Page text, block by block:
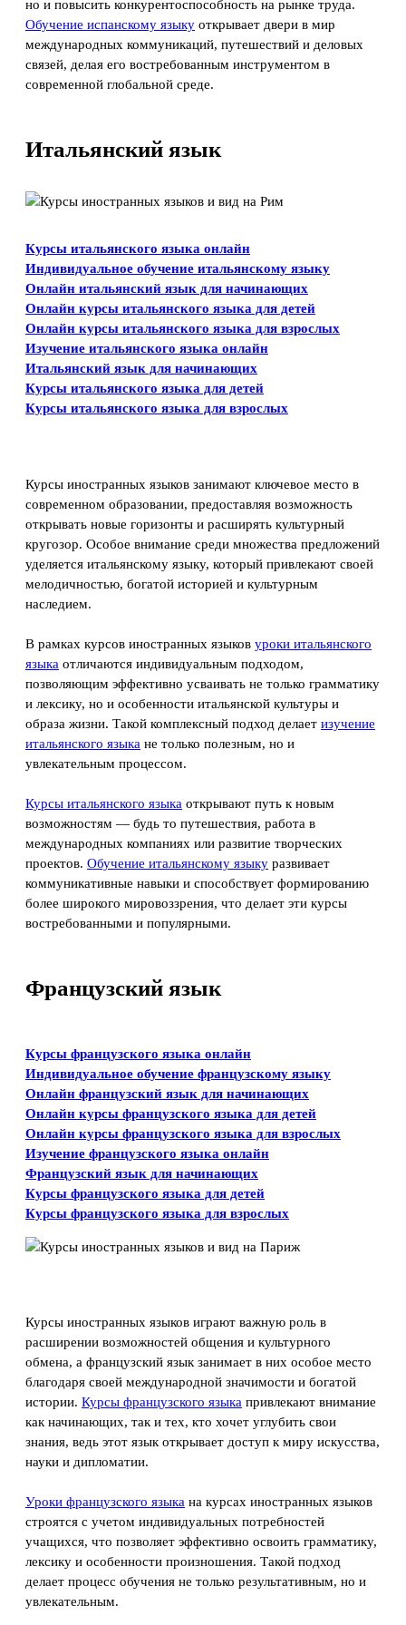
но и повысить конкурентоспособность на рынке труда.
Обучение испанскому языку открывает двери в мир
международных коммуникаций, путешествий и деловых
связей, делая его востребованным инструментом в
современной глобальной среде.
Итальянский язык
Курсы итальянского языка онлайн
Индивидуальное обучение итальянскому языку
Онлайн итальянский язык для начинающих
Онлайн курсы итальянского языка для детей
Онлайн курсы итальянского языка для взрослых
Изучение итальянского языка онлайн
Итальянский язык для начинающих
Курсы итальянского языка для детей
Курсы итальянского языка для взрослых
Курсы иностранных языков занимают ключевое место в
современном образовании, предоставляя возможность
открывать новые горизонты и расширять культурный
кругозор. Особое внимание среди множества предложений
уделяется итальянскому языку, который привлекают своей
мелодичностью, богатой историей и культурным
наследием.
В рамках курсов иностранных языков уроки итальянского
языка отличаются индивидуальным подходом,
позволяющим эффективно усваивать не только грамматику
и лексику, но и особенности итальянской культуры и
образа жизни. Такой комплексный подход делает изучение
итальянского языка не только полезным, но и
увлекательным процессом.
Курсы итальянского языка открывают путь к новым
возможностям — будь то путешествия, работа в
международных компаниях или развитие творческих
проектов. Обучение итальянскому языку развивает
коммуникативные навыки и способствует формированию
более широкого мировоззрения, что делает эти курсы
востребованными и популярными.
Французский язык
Курсы французского языка онлайн
Индивидуальное обучение французскому языку
Онлайн французский язык для начинающих
Онлайн курсы французского языка для детей
Онлайн курсы французского языка для взрослых
Изучение французского языка онлайн
Французский язык для начинающих
Курсы французского языка для детей
Курсы французского языка для взрослых
Курсы иностранных языков играют важную роль в
расширении возможностей общения и культурного
обмена, а французский язык занимает в них особое место
благодаря своей международной значимости и богатой
истории. Курсы французского языка привлекают внимание
как начинающих, так и тех, кто хочет углубить свои
знания, ведь этот язык открывает доступ к миру искусства,
науки и дипломатии.
Уроки французского языка на курсах иностранных языков
строятся с учетом индивидуальных потребностей
учащихся, что позволяет эффективно освоить грамматику,
лексику и особенности произношения. Такой подход
делает процесс обучения не только результативным, но и
увлекательным.